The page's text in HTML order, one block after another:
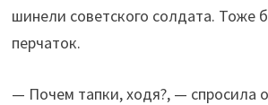
шинели советского солдата. Тоже
перчаток.
— Почем тапки, ходя?, — спросила